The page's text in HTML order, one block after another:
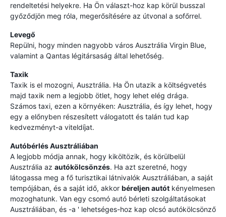
rendeltetési helyekre. Ha Ön választ-hoz kap körül busszal
győződjön meg róla, megerősítésére az útvonal a sofőrrel.
Levegő
Repülni, hogy minden nagyobb város Ausztrália Virgin Blue,
valamint a Qantas légitársaság által lehetőség.
Taxik
Taxik is el mozogni, Ausztrália. Ha Ön utazik a költségvetés
majd taxik nem a legjobb ötlet, hogy lehet elég drága.
Számos taxi, ezen a környéken: Ausztrália, és így lehet, hogy
egy a előnyben részesített válogatott és talán tud kap
kedvezményt-a viteldíjat.
Autóbérlés Ausztráliában
A legjobb módja annak, hogy kiköltözik, és körülbelül
Ausztrália az autókölcsönzés. Ha azt szeretné, hogy
látogassa meg a fő turisztikai látnivalók Ausztráliában, a saját
tempójában, és a saját idő, akkor béreljen autót kényelmesen
mozoghatunk. Van egy csomó autó bérleti szolgáltatásokat
Ausztráliában, és -a ' lehetséges-hoz kap olcsó autókölcsönző